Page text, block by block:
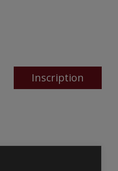
Inscription